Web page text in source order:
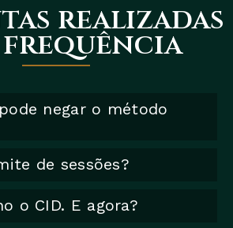
realizadas
frequência
negar o método
de sessões?
o CID. E agora?